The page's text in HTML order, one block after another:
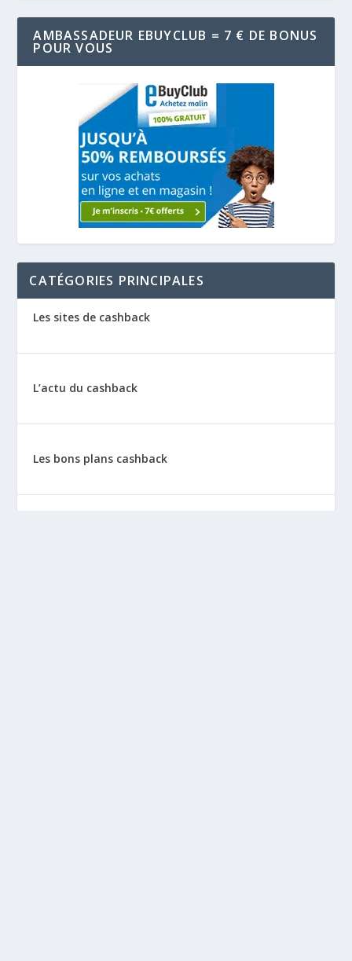
AMBASSADEUR EBUYCLUB = 7 € DE BONUS
POUR VOUS
CATÉGORIES PRINCIPALES
Les sites de cashback
L’actu du cashback
Les bons plans cashback